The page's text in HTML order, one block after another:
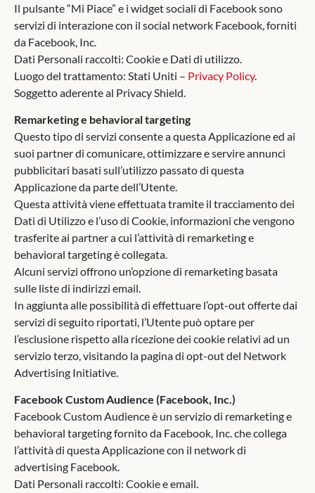
Il pulsante “Mi Piace” e i widget sociali di Facebook sono
servizi di interazione con il social network Facebook, forniti
da Facebook, Inc.
Dati Personali raccolti: Cookie e Dati di utilizzo.
Luogo del trattamento: Stati Uniti – Privacy Policy.
Soggetto aderente al Privacy Shield.
Remarketing e behavioral targeting
Questo tipo di servizi consente a questa Applicazione ed ai
suoi partner di comunicare, ottimizzare e servire annunci
pubblicitari basati sull’utilizzo passato di questa
Applicazione da parte dell’Utente.
Questa attività viene effettuata tramite il tracciamento dei
Dati di Utilizzo e l’uso di Cookie, informazioni che vengono
trasferite ai partner a cui l’attività di remarketing e
behavioral targeting è collegata.
Alcuni servizi offrono un’opzione di remarketing basata
sulle liste di indirizzi email.
In aggiunta alle possibilità di effettuare l’opt-out offerte dai
servizi di seguito riportati, l’Utente può optare per
l’esclusione rispetto alla ricezione dei cookie relativi ad un
servizio terzo, visitando la pagina di opt-out del Network
Advertising Initiative.
Facebook Custom Audience (Facebook, Inc.)
Facebook Custom Audience è un servizio di remarketing e
behavioral targeting fornito da Facebook, Inc. che collega
l’attività di questa Applicazione con il network di
advertising Facebook.
Dati Personali raccolti: Cookie e email.